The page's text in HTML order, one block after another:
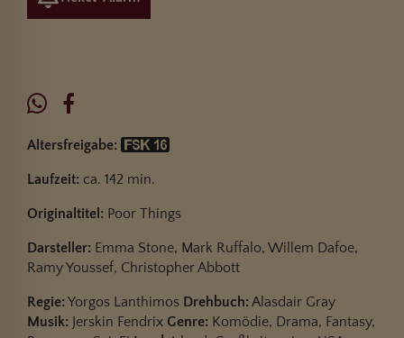
Altersfreigabe:
Laufzeit: ca. 142 min.
Originaltitel: Poor Things
Darsteller: Emma Stone, Mark Ruffalo, Willem Dafoe,
Ramy Youssef, Christopher Abbott
Regie: Yorgos Lanthimos Drehbuch: Alasdair Gray
Musik: Jerskin Fendrix Genre: Komödie, Drama, Fantasy,